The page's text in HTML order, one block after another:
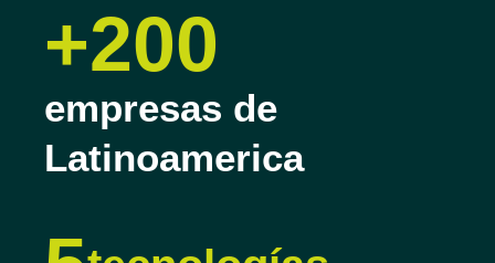
+200
empresas de
Latinoamerica